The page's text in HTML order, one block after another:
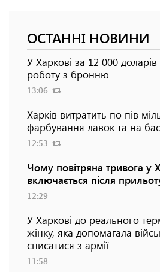
ОСТАННІ НОВИНИ
У Харкові за 12 000
роботу з бронню
13:06
Харків витратить по пів
фарбування лавок та на
12:53
Чому повітряна тривога у
включається після
12:29
У Харкові до реального
жінку, яка допомагала
списатися з армії
11:58